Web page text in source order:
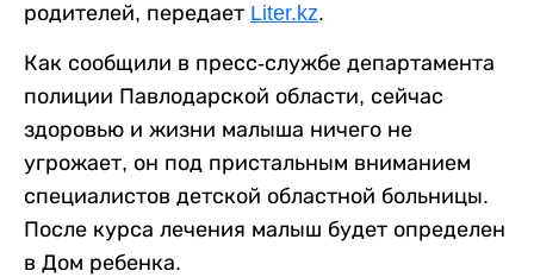
родителей, передает Liter.kz.
Как сообщили в пресс-службе департамента
полиции Павлодарской области, сейчас
здоровью и жизни малыша ничего не
угрожает, он под пристальным вниманием
специалистов детской областной больницы.
После курса лечения малыш будет определен
в Дом ребенка.